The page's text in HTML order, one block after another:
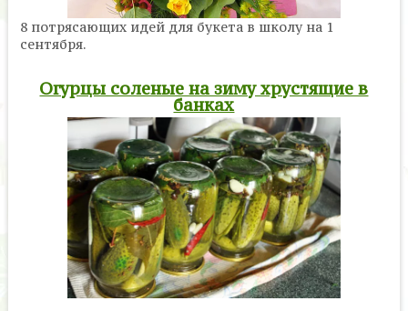
8 потрясающих идей для букета в школу на 1
сентября.
Огурцы соленые на зиму хрустящие в
банках